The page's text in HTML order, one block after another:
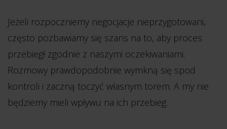
Jeżeli rozpoczniemy negocjacje nieprzygotowani,
często pozbawiamy się szans na to, aby proces
przebiegł zgodnie z naszymi oczekiwaniami.
Rozmowy prawdopodobnie wymkną się spod
kontroli i zaczną toczyć własnym torem. A my nie
będziemy mieli wpływu na ich przebieg.